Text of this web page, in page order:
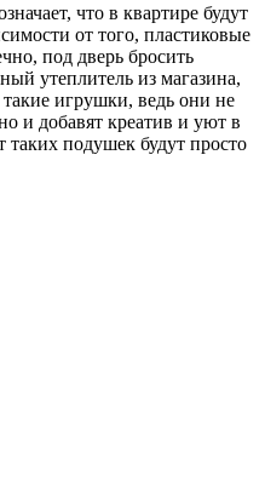
что в квартире будут
от того, пластиковые
под дверь бросить
утеплитель из магазина,
такие игрушки, ведь они не
и добавят креатив и уют в
таких подушек будут просто